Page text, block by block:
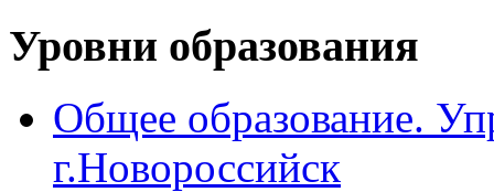
Уровни образования
Общее образование.
г.Новороссийск